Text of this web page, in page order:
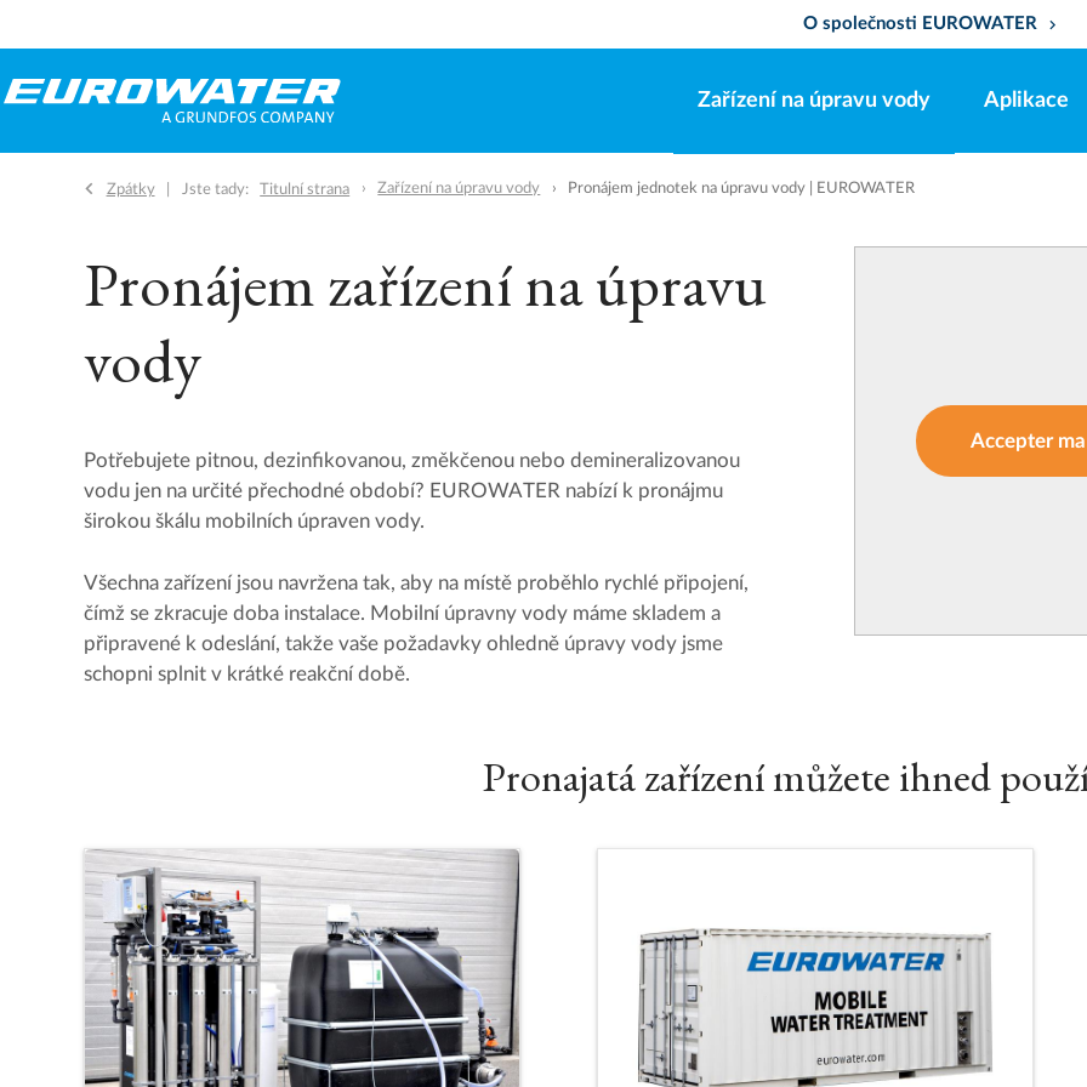
O společnosti EUROWATER keyboard_arrow_down
Zařízení na úpravu vody Aplikace
Zpátky Jste tady: Titulní strana Zařízení na úpravu vody Pronájem jednotek na úpravu vody | EUROWATER
Pronájem zařízení na úpravu
vody
Potřebujete pitnou, dezinfikovanou, změkčenou nebo demineralizovanou
vodu jen na určité přechodné období? EUROWATER nabízí k pronájmu
širokou škálu mobilních úpraven vody.
Všechna zařízení jsou navržena tak, aby na místě proběhlo rychlé připojení,
čímž se zkracuje doba instalace. Mobilní úpravny vody máme skladem a
připravené k odeslání, takže vaše požadavky ohledně úpravy vody jsme
schopni splnit v krátké reakční době.
Accepter
Pronajatá zařízení můžete ihned